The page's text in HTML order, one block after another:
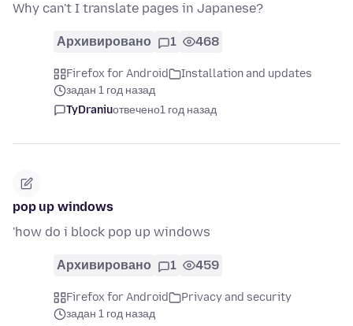
Why can't I translate pages in Japanese?
Архивировано 1 468
Firefox for Android
Installation and updates
задан 1 год назад
TyDraniuотвечено1 год назад
pop up windows
'how do i block pop up windows
Архивировано 1 459
Firefox for Android
Privacy and security
задан 1 год назад